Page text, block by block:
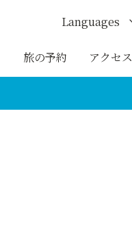
旅の予約 アクセス
Languages
English